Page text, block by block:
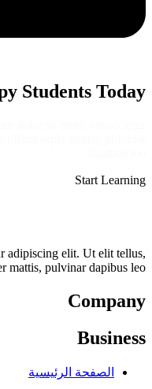
Students​ Today!
Start Learning
adipiscing elit. Ut elit tellus,
mattis, pulvinar dapibus leo.
Company
Business
الصفحة الرئيسية